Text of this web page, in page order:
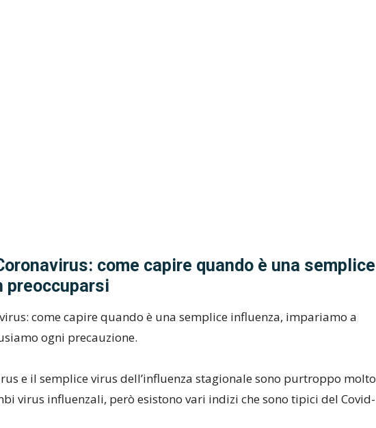
come capire quando è una semplice
preoccuparsi
come capire quando è una semplice influenza, impariamo a
ogni precauzione.
e il semplice virus dell’influenza stagionale sono purtroppo molto
virus influenzali, però esistono vari indizi che sono tipici del Covid-